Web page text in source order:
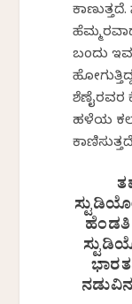
ಬಂದು
ಶೆಣೈರವರ
ಹಳೆಯ